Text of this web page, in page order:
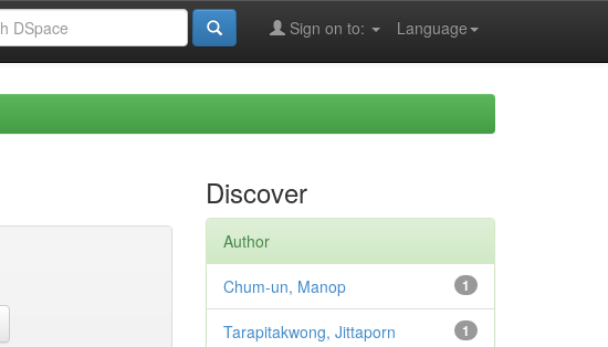
Language
Sign on to:
Discover
Author
1
Chum-un, Manop
1
Tarapitakwong, Jittaporn